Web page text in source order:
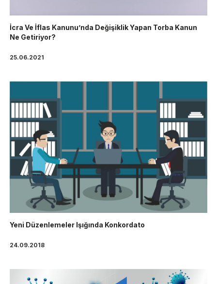
İcra Ve İflas Kanunu’nda Değişiklik Yapan Torba Kanun
Ne Getiriyor?
25.06.2021
Yeni Düzenlemeler Işığında Konkordato
24.09.2018